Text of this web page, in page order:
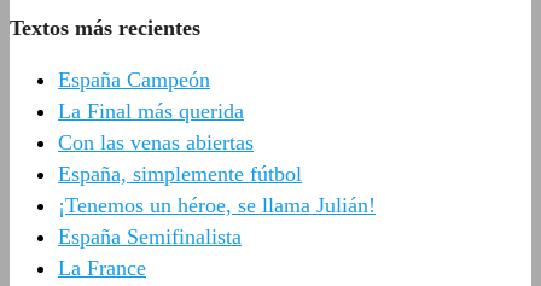
Textos más recientes
España Campeón
La Final más querida
Con las venas abiertas
España, simplemente fútbol
¡Tenemos un héroe, se llama Julián!
España Semifinalista
La France